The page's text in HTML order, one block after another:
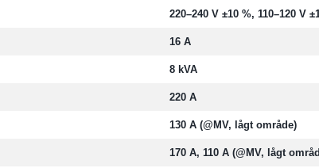
220–240 V ±10 %, 110–120 V
16 A
8 kVA
220 A
130 A (@MV, lågt område)
170 A, 110 A (@MV, lågt